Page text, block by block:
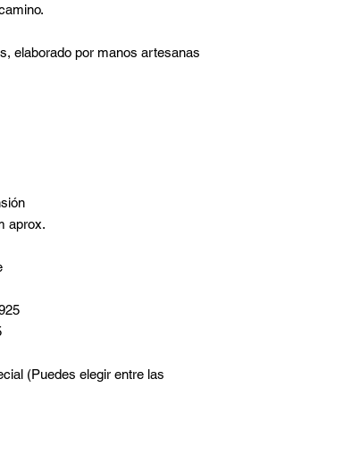
elaborado por manos artesanas
aprox.
(Puedes elegir entre las